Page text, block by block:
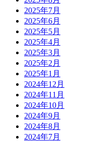
2025年7月
2025年6月
2025年5月
2025年4月
2025年3月
2025年2月
2025年1月
2024年12月
2024年11月
2024年10月
2024年9月
2024年8月
2024年7月